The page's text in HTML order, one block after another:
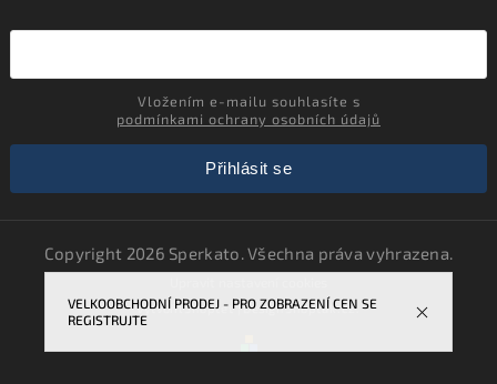
VELKOOBCHODNÍ PRODEJ - PRO ZOBRAZENÍ CEN SE
REGISTRUJTE
podmínkami ochrany osobních údajů
Přihlásit se
Copyright 2026 Sperkato. Všechna práva vyhrazena.
VytvořilShoptet| DesignShoptak.cz.